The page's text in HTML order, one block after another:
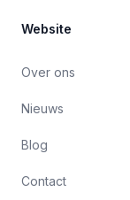
Website
Over ons
Nieuws
Blog
Contact